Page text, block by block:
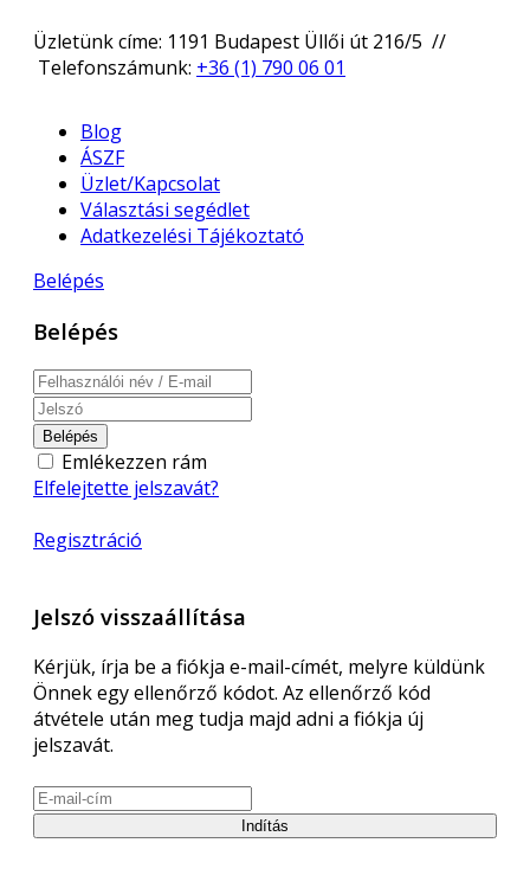
Üzletünk címe: 1191 Budapest Üllői út 216/5 //
Telefonszámunk: +36 (1) 790 06 01
Blog
ÁSZF
Üzlet/Kapcsolat
Választási segédlet
Adatkezelési Tájékoztató
Belépés
Belépés
Belépés
Emlékezzen rám
Elfelejtette jelszavát?
Regisztráció
Jelszó visszaállítása
Kérjük, írja be a fiókja e-mail-címét, melyre küldünk
Önnek egy ellenőrző kódot. Az ellenőrző kód
átvétele után meg tudja majd adni a fiókja új
jelszavát.
Indítás